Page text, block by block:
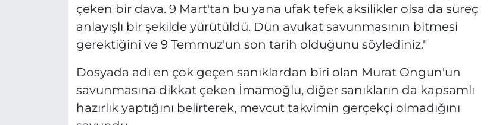
çeken bir dava. 9 Mart'tan bu yana ufak tefek aksilikler olsa da süreç
anlayışlı bir şekilde yürütüldü. Dün avukat savunmasının bitmesi
gerektiğini ve 9 Temmuz'un son tarih olduğunu söylediniz."
Dosyada adı en çok geçen sanıklardan biri olan Murat Ongun'un
savunmasına dikkat çeken İmamoğlu, diğer sanıkların da kapsamlı
hazırlık yaptığını belirterek, mevcut takvimin gerçekçi olmadığını